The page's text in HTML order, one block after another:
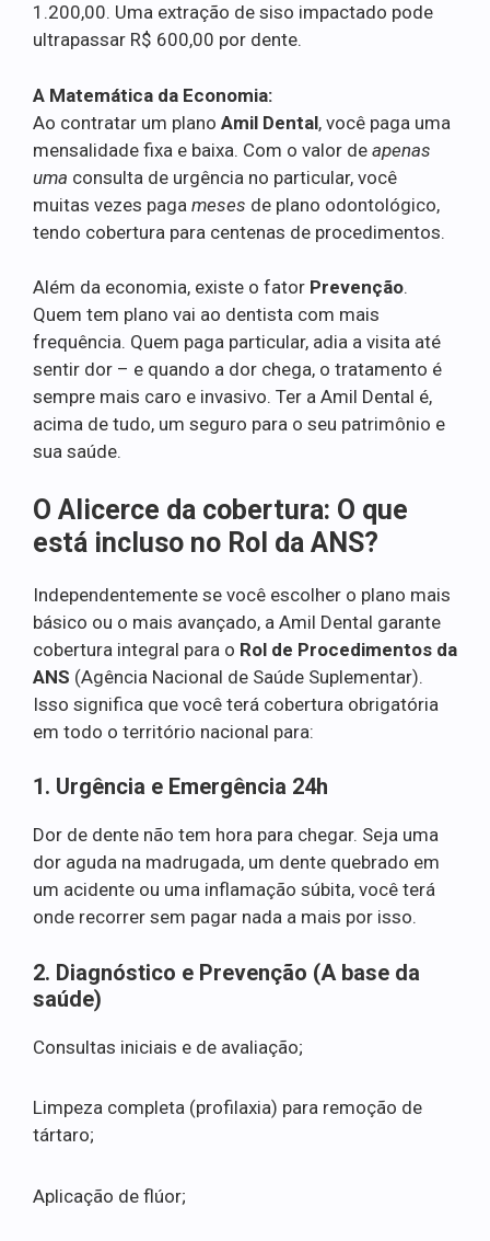
1.200,00. Uma extração de siso impactado pode
ultrapassar R$ 600,00 por dente.
A Matemática da Economia:
Ao contratar um plano Amil Dental, você paga uma
mensalidade fixa e baixa. Com o valor de apenas
uma consulta de urgência no particular, você
muitas vezes paga meses de plano odontológico,
tendo cobertura para centenas de procedimentos.
Além da economia, existe o fator Prevenção.
Quem tem plano vai ao dentista com mais
frequência. Quem paga particular, adia a visita até
sentir dor – e quando a dor chega, o tratamento é
sempre mais caro e invasivo. Ter a Amil Dental é,
acima de tudo, um seguro para o seu patrimônio e
sua saúde.
O Alicerce da cobertura: O que
está incluso no Rol da ANS?
Independentemente se você escolher o plano mais
básico ou o mais avançado, a Amil Dental garante
cobertura integral para o Rol de Procedimentos da
ANS (Agência Nacional de Saúde Suplementar).
Isso significa que você terá cobertura obrigatória
em todo o território nacional para:
1. Urgência e Emergência 24h
Dor de dente não tem hora para chegar. Seja uma
dor aguda na madrugada, um dente quebrado em
um acidente ou uma inflamação súbita, você terá
onde recorrer sem pagar nada a mais por isso.
2. Diagnóstico e Prevenção (A base da
saúde)
Consultas iniciais e de avaliação;
Limpeza completa (profilaxia) para remoção de
tártaro;
Aplicação de flúor;